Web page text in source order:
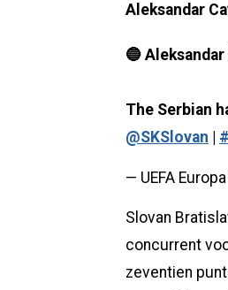
Aleksandar
🔵
The Serbian
@SKSlovan
— UEFA
Slovan
concurrent
zeventien